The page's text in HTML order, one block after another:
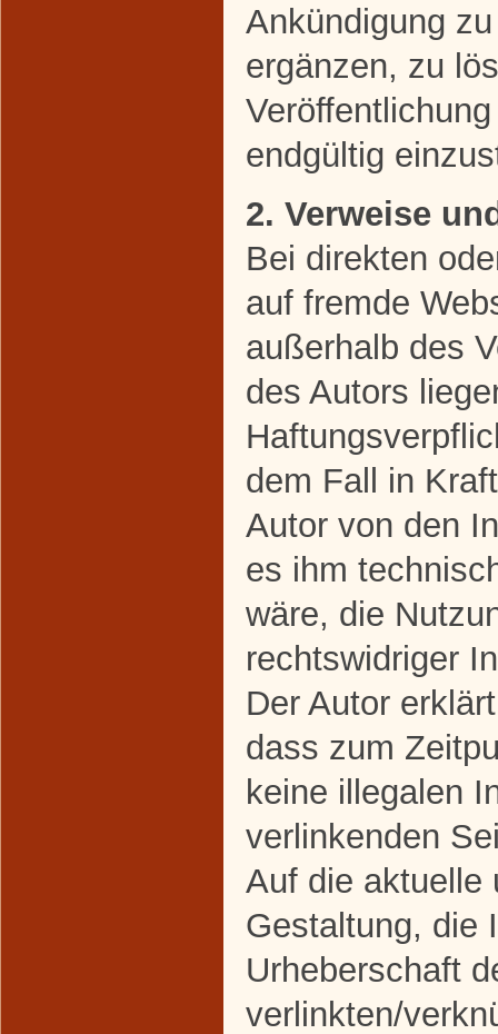
Ankündigung
ergänzen, zu
endgültig
2. Verweise
Bei direkten
auf fremde
außerhalb des
des Autors
dem Fall in
Autor von den
es ihm
wäre, die
rechtswidriger
Der Autor
dass zum
keine illegalen
verlinkenden
Auf die aktuelle
Gestaltung, die
Urheberschaft
verlinkten/